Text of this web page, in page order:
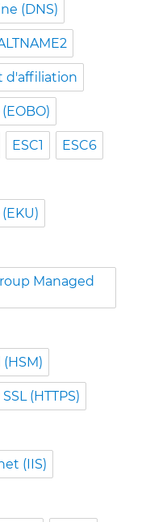
(DNS)
d'affiliation
ESC1 ESC6
Managed
(HTTPS)
(IIS)